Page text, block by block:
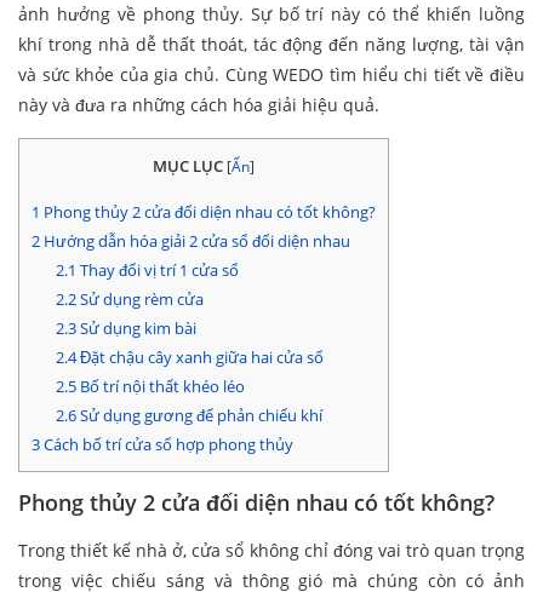
ảnh hưởng về phong thủy. Sự bố trí này có thể khiến luồng
khí trong nhà dễ thất thoát, tác động đến năng lượng, tài vận
và sức khỏe của gia chủ. Cùng WEDO tìm hiểu chi tiết về điều
này và đưa ra những cách hóa giải hiệu quả.
MỤC LỤC [Ẩn]
1 Phong thủy 2 cửa đối diện nhau có tốt không?
2 Hướng dẫn hóa giải 2 cửa sổ đối diện nhau
2.1 Thay đổi vị trí 1 cửa sổ
2.2Sử dụng rèm cửa
2.3Sử dụng kim bài
2.4Đặt chậu cây xanh giữa hai cửa sổ
2.5Bố trí nội thất khéo léo
2.6Sử dụng gương để phản chiếu khí
3Cách bố trí cửa sổ hợp phong thủy
Phong thủy 2 cửa đối diện nhau có tốt không?
Trong thiết kế nhà ở, cửa sổ không chỉ đóng vai trò quan trọng
trong việc chiếu sáng và thông gió mà chúng còn có ảnh